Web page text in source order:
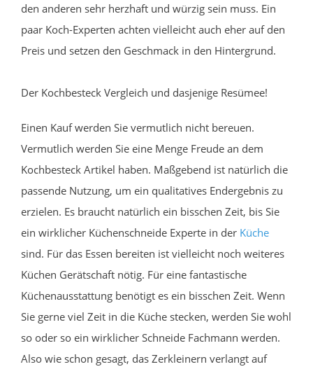
den anderen sehr herzhaft und würzig sein muss. Ein
paar Koch-Experten achten vielleicht auch eher auf den
Preis und setzen den Geschmack in den Hintergrund.
Der Kochbesteck Vergleich und dasjenige Resümee!
Einen Kauf werden Sie vermutlich nicht bereuen.
Vermutlich werden Sie eine Menge Freude an dem
Kochbesteck Artikel haben. Maßgebend ist natürlich die
passende Nutzung, um ein qualitatives Endergebnis zu
erzielen. Es braucht natürlich ein bisschen Zeit, bis Sie
ein wirklicher Küchenschneide Experte in der Küche
sind. Für das Essen bereiten ist vielleicht noch weiteres
Küchen Gerätschaft nötig. Für eine fantastische
Küchenausstattung benötigt es ein bisschen Zeit. Wenn
Sie gerne viel Zeit in die Küche stecken, werden Sie wohl
so oder so ein wirklicher Schneide Fachmann werden.
Also wie schon gesagt, das Zerkleinern verlangt auf